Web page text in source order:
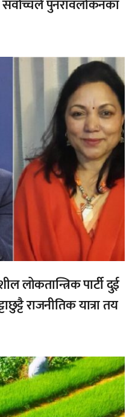
सर्वोच्चले पुनरावलोकनका
लोकतान्त्रिक पार्टी दुई
राजनीतिक यात्रा तय